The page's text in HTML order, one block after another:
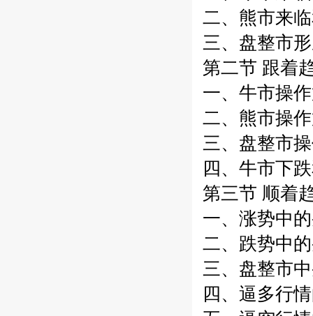
二、熊市来
三、盘整市
第二节 跟着
一、牛市操
二、熊市操
三、盘整市
四、牛市下
第三节 顺着
一、涨势中
二、跌势中
三、盘整市
四、逼多行